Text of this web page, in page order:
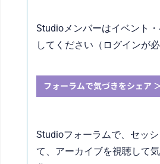
Studioメンバーはイベント
してください（ログインが必
フォーラムで気づきをシェア
Studioフォーラムで、セッ
て、アーカイブを視聴して